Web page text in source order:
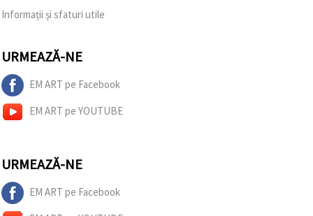
Informații și sfaturi utile
URMEAZĂ-NE
EM ART pe Facebook
EM ART pe YOUTUBE
URMEAZĂ-NE
EM ART pe Facebook